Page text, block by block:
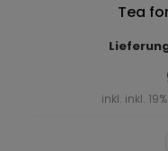
Tea
inkl. inkl.